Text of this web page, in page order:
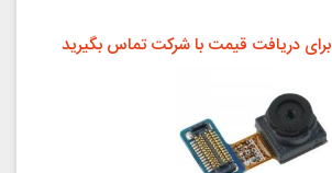
برای دریافت قیمت با شرکت تماس بگیرید